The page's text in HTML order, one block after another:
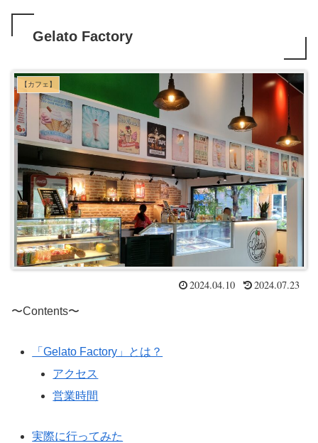
Gelato Factory
【カフェ】
2024.04.10 2024.07.23
〜Contents〜
「Gelato Factory」とは？
アクセス
営業時間
実際に行ってみた